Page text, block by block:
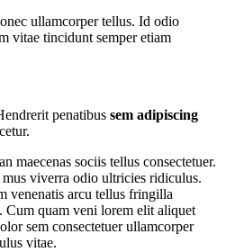
ullamcorper tellus. Id odio
vitae tincidunt semper etiam
penatibus sem adipiscing
maecenas sociis tellus consectetuer.
viverra odio ultricies ridiculus.
venenatis arcu tellus fringilla
quam veni lorem elit aliquet
sem consectetuer ullamcorper
vitae.